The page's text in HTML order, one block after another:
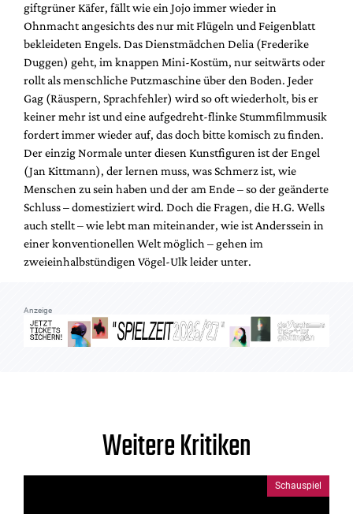
giftgrüner Käfer, fällt wie ein Jojo immer wieder in
Ohnmacht angesichts des nur mit Flügeln und Feigenblatt
bekleideten Engels. Das Dienstmädchen Delia (Frederike
Duggen) geht, im knappen Mini-Kostüm, nur seitwärts oder
rollt als menschliche Putzmaschine über den Boden. Jeder
Gag (Räuspern, Sprachfehler) wird so oft wiederholt, bis er
keiner mehr ist und eine aufgedreht-flinke Stummfilmmusik
fordert immer wieder auf, das doch bitte komisch zu finden.
Der einzig Normale unter diesen Kunstfiguren ist der Engel
(Jan Kittmann), der lernen muss, was Schmerz ist, wie
Menschen zu sein haben und der am Ende – so der geänderte
Schluss – domestiziert wird. Doch die Fragen, die H.G. Wells
auch stellt – wie lebt man miteinander, wie ist Anderssein in
einer konventionellen Welt möglich – gehen im
zweieinhalbstündigen Vögel-Ulk leider unter.
Anzeige
Weitere Kritiken
Schauspiel